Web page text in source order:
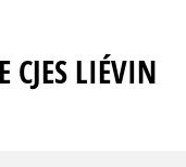
CJES LIÉVIN